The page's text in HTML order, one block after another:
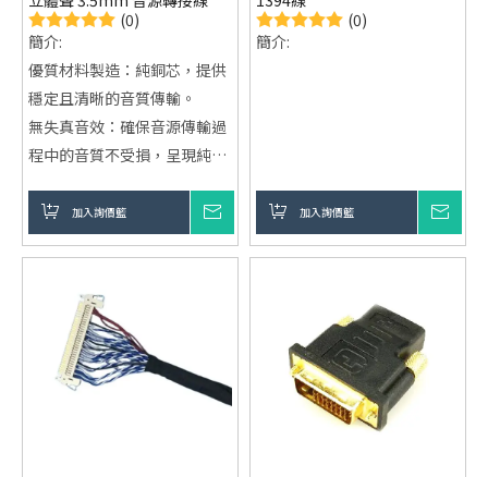
(0)
簡介:
優質材料製造：純銅芯，提供
穩定且清晰的音質傳輸。
無失真音效：確保音源傳輸過
程中的音質不受損，呈現純淨
多設備兼容：支持各類設備，
如手機、平板、電腦等，輕鬆
加入詢價籃
(0)
簡介:
加入詢價籃